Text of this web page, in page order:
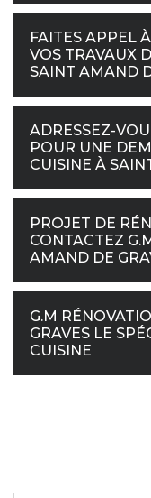
FAITES APPEL
VOS TRAVAUX
SAINT AMAND
ADRESSEZ-
POUR UNE
CUISINE À
PROJET DE
CONTACTEZ
AMAND DE
G.M
GRAVES LE
CUISINE